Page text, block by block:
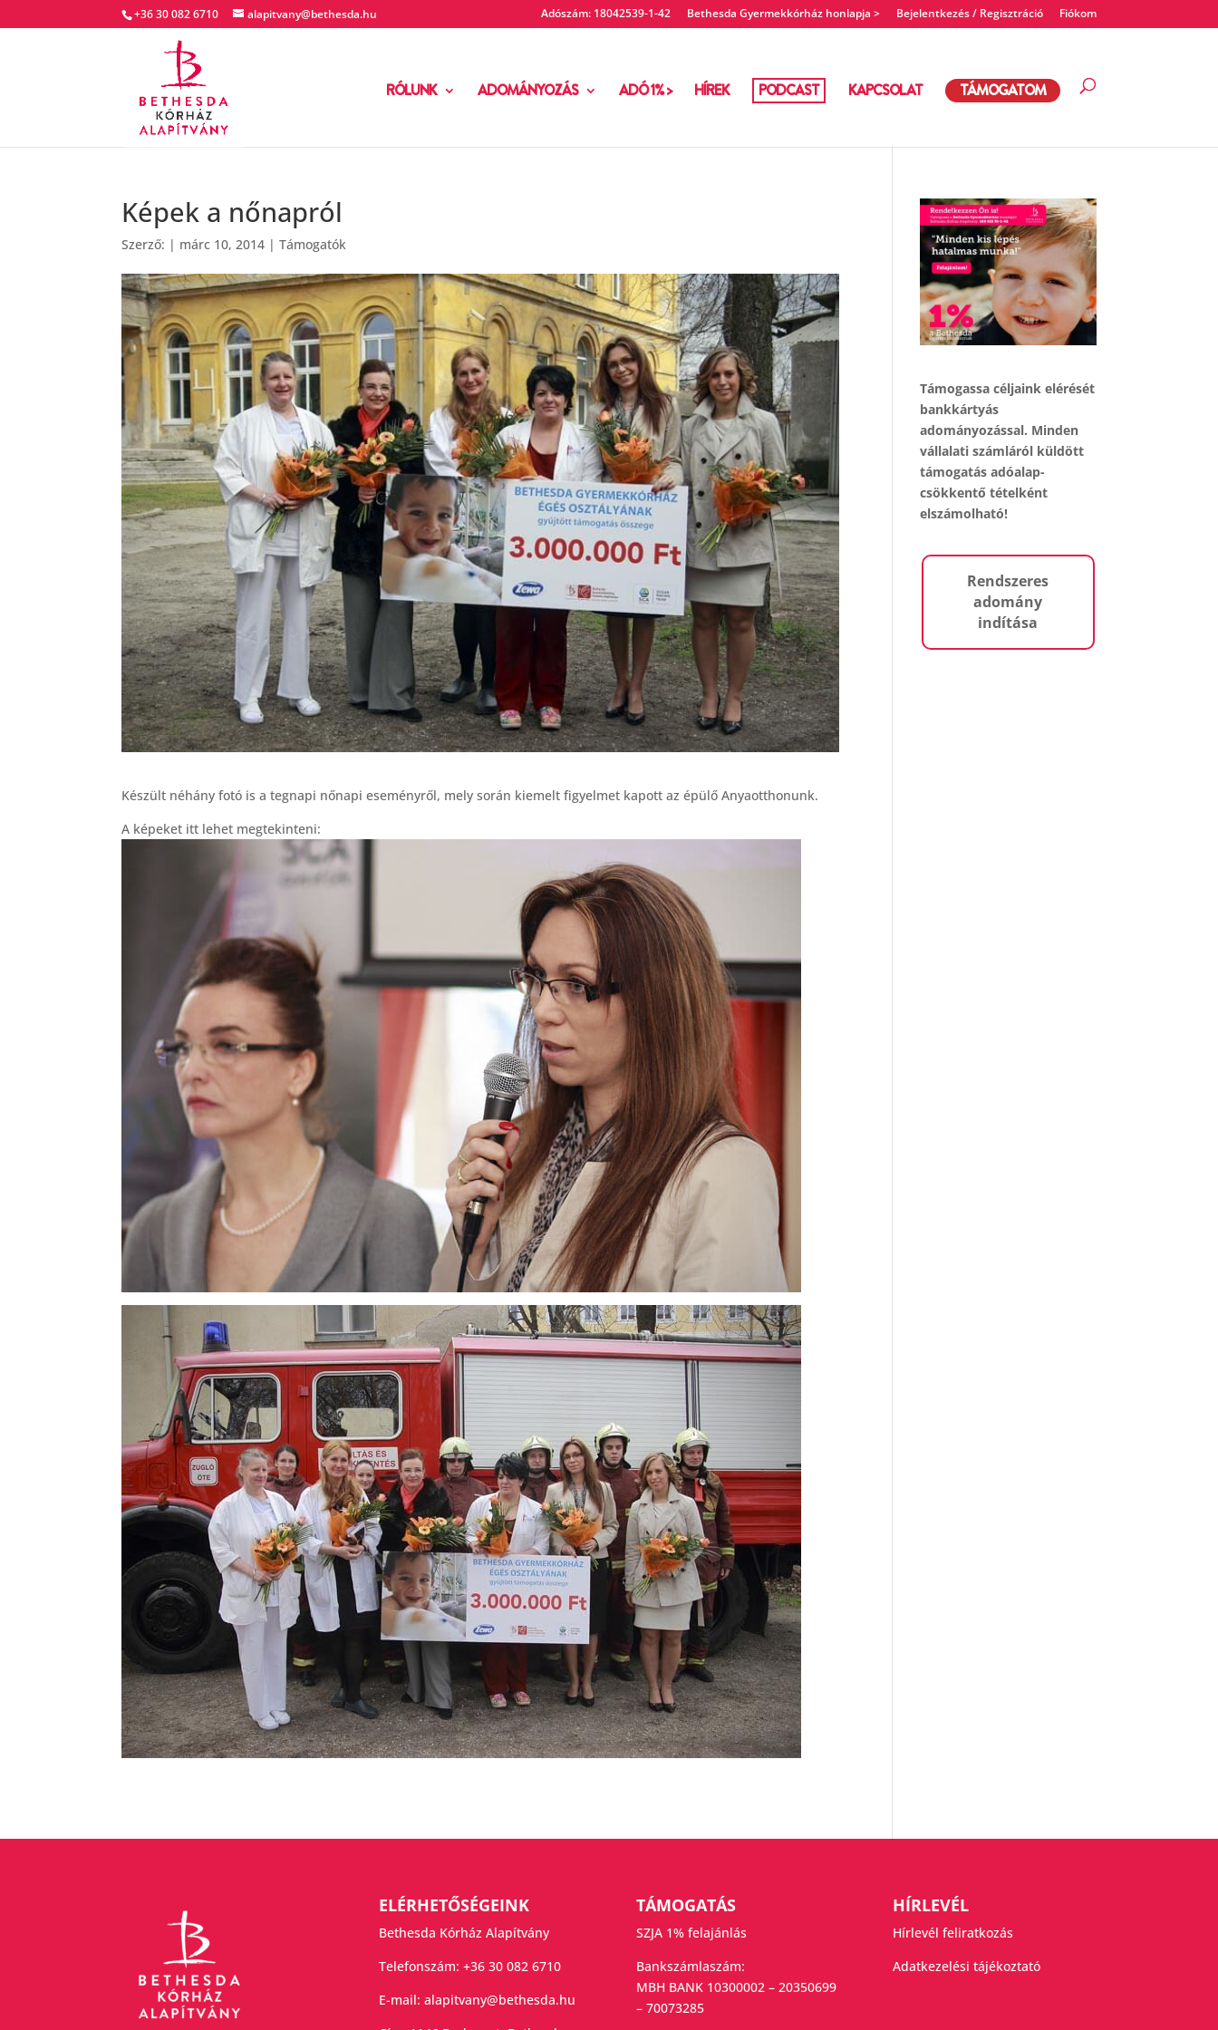
+36 30 082 6710 alapitvany@bethesda.hu Adószám: 18042539-1-42 Bethesda Gyermekkórház honlapja > Bejelentkezés / Regisztráció Fiókom
RÓLUNK ADOMÁNYOZÁS ADÓ 1% > HÍREK PODCAST KAPCSOLAT TÁMOGATOM
Képek a nőnapról
Szerző: | márc 10, 2014 |Támogatók
Készült néhány fotó is a tegnapi nőnapi eseményről, mely során kiemelt figyelmet kapott az épülő Anyaotthonunk.
A képeket itt lehet megtekinteni:
Támogassa céljaink elérését
bankkártyás
adományozással. Minden
vállalati számláról küldött
támogatás adóalap-
csökkentő tételként
elszámolható!
Rendszeres
adomány
indítása
ELÉRHETŐSÉGEINK
Bethesda Kórház Alapítvány
Telefonszám: +36 30 082 6710
E-mail: alapitvany@bethesda.hu
TÁMOGATÁS
SZJA 1% felajánlás
Bankszámlaszám:
MBH BANK 10300002 – 20350699
– 70073285
HÍRLEVÉL
Hírlevél feliratkozás
Adatkezelési tájékoztató